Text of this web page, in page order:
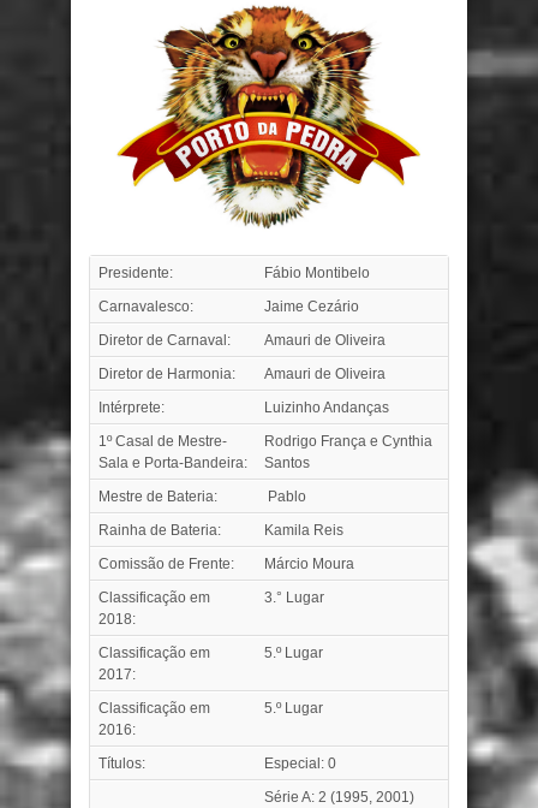
Presidente:
Fábio Montibelo
Carnavalesco:
Jaime Cezário
Diretor de Carnaval:
Amauri de Oliveira
Diretor de Harmonia:
Amauri de Oliveira
Intérprete:
Luizinho Andanças
1º Casal de Mestre-
Sala e Porta-Bandeira:
Rodrigo França e Cynthia
Santos
Mestre de Bateria:
Pablo
Rainha de Bateria:
Kamila Reis
Comissão de Frente:
Márcio Moura
Classificação em
2018:
3.° Lugar
Classificação em
2017:
5.º Lugar
Classificação em
2016:
5.º Lugar
Títulos:
Especial: 0
Série A: 2 (1995, 2001)